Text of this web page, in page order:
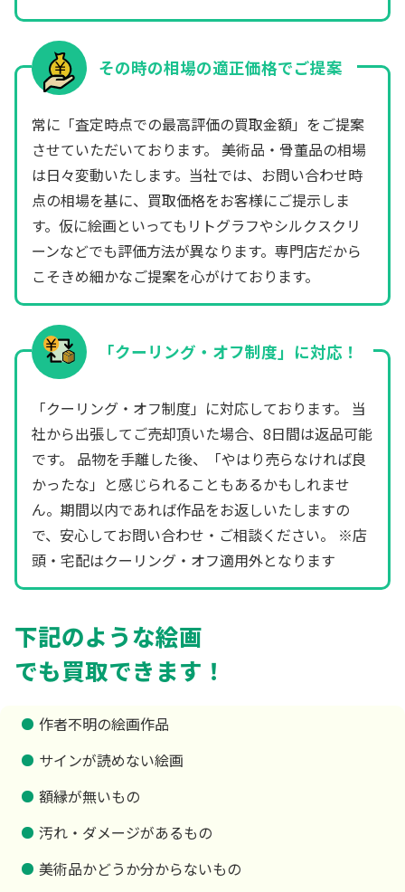
その時の相場の適正価格でご提案
常に「査定時点での最高評価の買取金額」をご提案
させていただいております。 美術品・骨董品の相場
は日々変動いたします。当社では、お問い合わせ時
点の相場を基に、買取価格をお客様にご提示しま
す。仮に絵画といってもリトグラフやシルクスクリ
ーンなどでも評価方法が異なります。専門店だから
こそきめ細かなご提案を心がけております。
「クーリング・オフ制度」に対応！
「クーリング・オフ制度」に対応しております。 当
社から出張してご売却頂いた場合、8日間は返品可能
です。 品物を手離した後、「やはり売らなければ良
かったな」と感じられることもあるかもしれませ
ん。期間以内であれば作品をお返しいたしますの
で、安心してお問い合わせ・ご相談ください。 ※店
頭・宅配はクーリング・オフ適用外となります
下記のような絵画
でも買取できます！
作者不明の絵画作品
サインが読めない絵画
額縁が無いもの
汚れ・ダメージがあるもの
美術品かどうか分からないもの